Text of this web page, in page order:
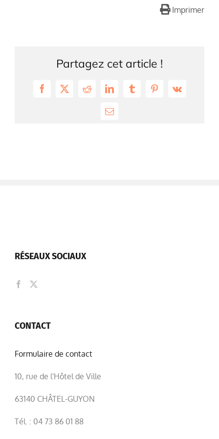
Imprimer
Partagez cet article !
Facebook
X RedditLinkedInTumblrPinterest
Vk
Email
RÉSEAUX SOCIAUX
CONTACT
Formulaire de contact
10, rue de l'Hôtel de Ville
63140 CHÂTEL-GUYON
Tél. : 04 73 86 01 88